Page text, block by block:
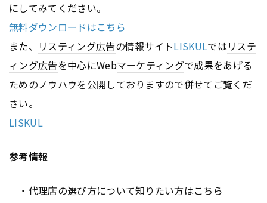
にしてみてください。
無料ダウンロードはこちら
また、 リスティング広告の情報サイトLISKULではリステ
ィング広告を中心にWebマーケティングで成果をあげる
ためのノウハウを公開しておりますので併せてご覧くだ
さい。
LISKUL
参考情報
・代理店の選び方について知りたい方はこちら